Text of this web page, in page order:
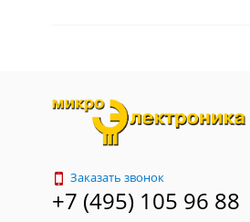
Заказать звонок
+7 (495) 105 96 88